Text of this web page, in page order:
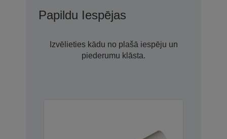
Papildu Iespējas
Izvēlieties kādu no plašā iespēju un
piederumu klāsta.